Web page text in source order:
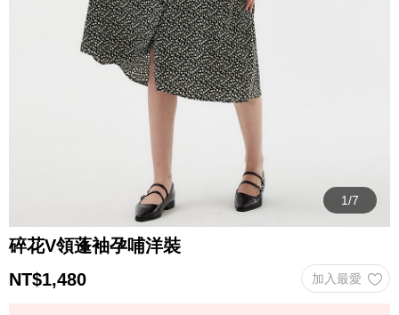
碎花V領蓬袖孕哺洋裝
NT$1,480